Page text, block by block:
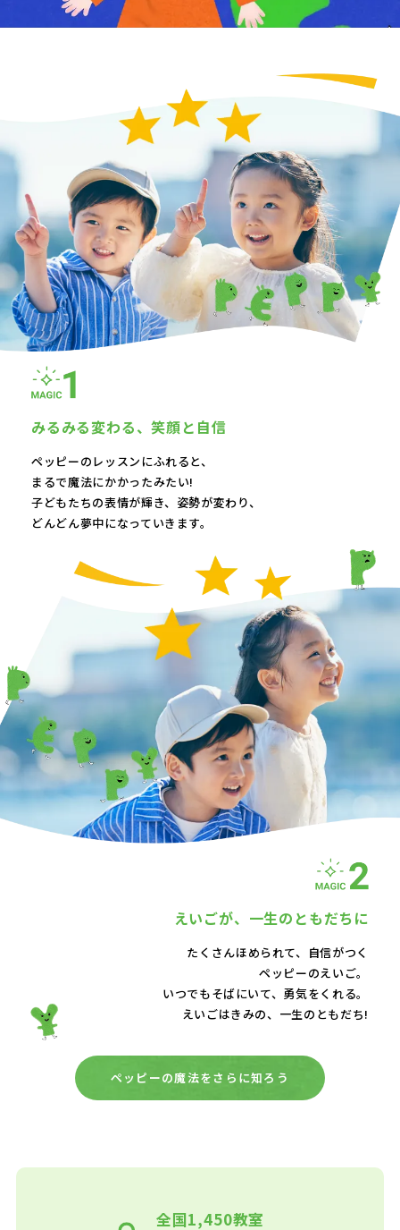
みるみる変わる、笑顔と自信
ペッピーのレッスンにふれると、
まるで魔法にかかったみたい!
子どもたちの表情が輝き、 姿勢が変わり、
どんどん夢中になっていきます。
えいごが、 一生のともだちに
たくさんほめられて、自信がつく
ペッピーのえいご。
いつでもそばにいて、 勇気をくれる。
えいごはきみの、一生のともだち!
ペッピーの魔法をさらに知ろう
全国1,450教室